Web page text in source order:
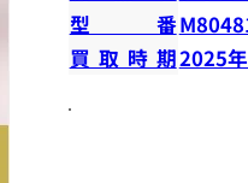
型番
買取時期2025